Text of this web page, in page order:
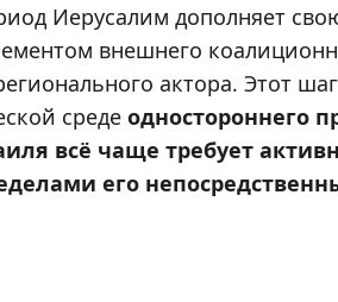
Иерусалим дополняет
внешнего
актора. Этот
среде одностороннего
всё чаще требует
его